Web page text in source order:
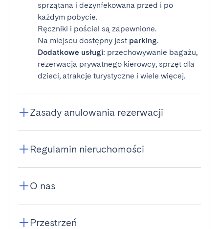
sprzątana i dezynfekowana przed i po
każdym pobycie.
Ręczniki i pościel są zapewnione.
Na miejscu dostępny jest parking.
Dodatkowe usługi: przechowywanie bagażu,
rezerwacja prywatnego kierowcy, sprzęt dla
dzieci, atrakcje turystyczne i wiele więcej.
Zasady anulowania rezerwacji
Regulamin nieruchomości
O nas
Przestrzeń